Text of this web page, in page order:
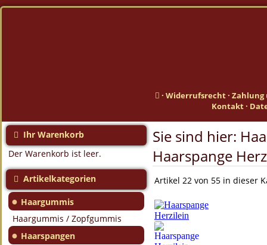
· Widerrufsrecht· Zahlung
Kontakt·
Ihr Warenkorb
Der Warenkorb ist leer.
Artikelkategorien
● Haargummis
Haargummis / Zopfgummis
● Haarspangen
Sie sind hier:
Haarspange
Artikel 22 von 55 in dieser